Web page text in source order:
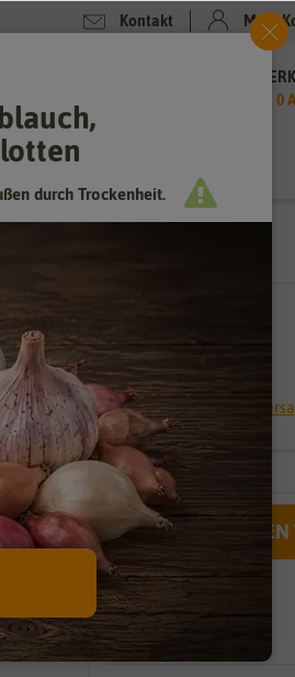
Kontakt Mein
0
39,98 € / l
* inkl. 19% MwSt. zzgl.
IN
sofort lieferbar
gilt für
Saat-
durch Trockenheit.